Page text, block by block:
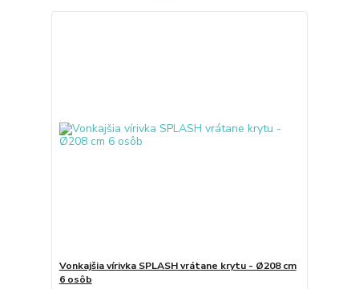
Vonkajšia vírivka SPLASH vrátane krytu - Ø208 cm
6 osôb